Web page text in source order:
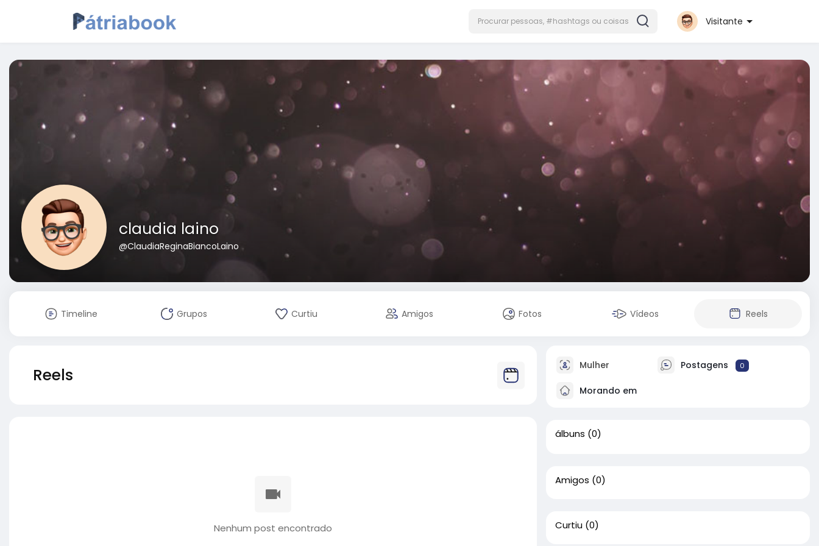
Visitante
claudia laino
@ClaudiaReginaBiancoLaino
Timeline Grupos Curtiu Amigos Fotos Vídeos Reels
Reels
Nenhum post encontrado
Mulher Postagens 0
Morando em
álbuns (0)
Amigos (0)
Curtiu (0)